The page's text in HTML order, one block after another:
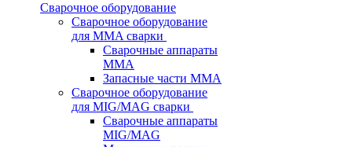
Сварочное оборудование
Сварочное оборудование
для MMA сварки
Сварочные аппараты
MMA
Запасные части MMA
Сварочное оборудование
для MIG/MAG сварки
Сварочные аппараты
MIG/MAG